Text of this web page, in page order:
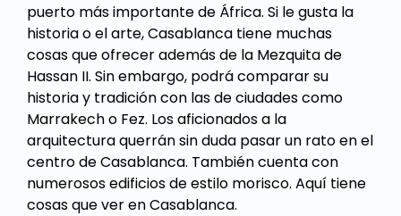
puerto más importante de África. Si le gusta la
historia o el arte, Casablanca tiene muchas
cosas que ofrecer además de la Mezquita de
Hassan II. Sin embargo, podrá comparar su
historia y tradición con las de ciudades como
Marrakech o Fez. Los aficionados a la
arquitectura querrán sin duda pasar un rato en el
centro de Casablanca. También cuenta con
numerosos edificios de estilo morisco. Aquí tiene
cosas que ver en Casablanca.